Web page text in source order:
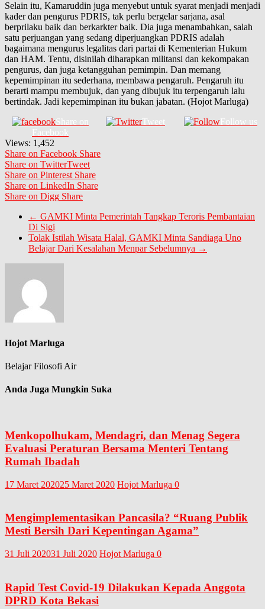
Selain itu, Kamaruddin juga menyebut untuk syarat menjadi menjadi
kader dan pengurus PDRIS, tak perlu bergelar sarjana, asal
berprilaku baik dan berkarkter baik. Dia juga menambahkan, salah
satu perjuangan yang sedang diperjuangkan PDRIS adalah
bagaimana mengurus legalitas dari partai di Kementerian Hukum
dan HAM. Tentu, disinilah diharapkan militansi dan kekompakan
pengurus, dan juga ketangguhan pemimpin. Dan memang
kepemimpinan itu sederhana, membawa pengaruh. Pengaruh itu
berarti mampu membujuk, dan yang dibujuk itu terpengaruh lalu
bertindak. Jadi kepemimpinan itu bukan jabatan. (Hojot Marluga)
Share on
Facebook
Tweet Follow us
Views: 1,452
Share on Facebook Share
Share on TwitterTweet
Share on Pinterest Share
Share on LinkedIn Share
Share on Digg Share
← GAMKI Minta Pemerintah Tangkap Teroris Pembantaian
Di Sigi
Tolak Istilah Wisata Halal, GAMKI Minta Sandiaga Uno
Belajar Dari Kesalahan Menpar Sebelumnya →
Hojot Marluga
Belajar Filosofi Air
Anda Juga Mungkin Suka
Menkopolhukam, Mendagri, dan Menag Segera
Evaluasi Peraturan Bersama Menteri Tentang
Rumah Ibadah
17 Maret 202025 Maret 2020 Hojot Marluga 0
Mengimplementasikan Pancasila? “Ruang Publik
Mesti Bersih Dari Kepentingan Agama”
31 Juli 202031 Juli 2020 Hojot Marluga 0
Rapid Test Covid-19 Dilakukan Kepada Anggota
DPRD Kota Bekasi